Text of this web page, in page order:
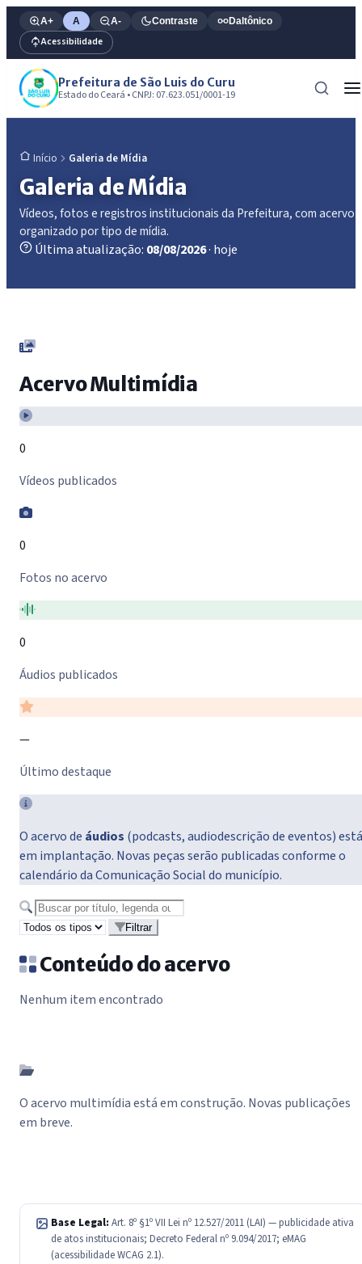
A+ A A- Contraste Daltônico
Acessibilidade
Prefeitura de São Luis do Curu
Estado do Ceará • CNPJ: 07.623.051/0001-19
Início Galeria de Mídia
Galeria de Mídia
Vídeos, fotos e registros institucionais da Prefeitura, com acervo
organizado por tipo de mídia.
Última atualização: 08/08/2026· hoje
Acervo Multimídia
0
Vídeos publicados
0
Fotos no acervo
0
Áudios publicados
—
Último destaque
O acervo de áudios (podcasts, audiodescrição de eventos) está
em implantação. Novas peças serão publicadas conforme o
calendário da Comunicação Social do município.
Buscar no acervo
Filtrar
Conteúdo do acervo
Nenhum item encontrado
O acervo multimídia está em construção. Novas publicações
em breve.
Base Legal: Art. 8º §1º VII Lei nº 12.527/2011 (LAI) — publicidade ativa
de atos institucionais; Decreto Federal nº 9.094/2017; eMAG
(acessibilidade WCAG 2.1).